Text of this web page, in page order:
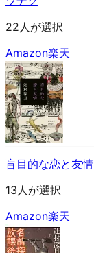
22人が選択
Amazon楽天
盲目的な恋と友情
13人が選択
Amazon楽天